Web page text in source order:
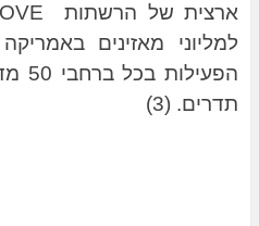
ארצית של הרשתות K-LOVE ו –
למליוני מאזינים באמריקה
תדרים. (3)